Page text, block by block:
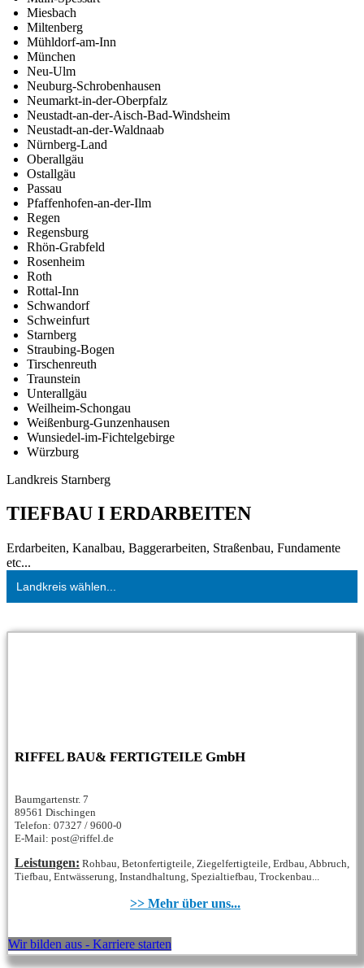
Miesbach
Miltenberg
Mühldorf-am-Inn
München
Neu-Ulm
Neuburg-Schrobenhausen
Neumarkt-in-der-Oberpfalz
Neustadt-an-der-Aisch-Bad-Windsheim
Neustadt-an-der-Waldnaab
Nürnberg-Land
Oberallgäu
Ostallgäu
Passau
Pfaffenhofen-an-der-Ilm
Regen
Regensburg
Rhön-Grabfeld
Rosenheim
Roth
Rottal-Inn
Schwandorf
Schweinfurt
Starnberg
Straubing-Bogen
Tirschenreuth
Traunstein
Unterallgäu
Weilheim-Schongau
Weißenburg-Gunzenhausen
Wunsiedel-im-Fichtelgebirge
Würzburg
Landkreis Starnberg
TIEFBAU I ERDARBEITEN
Erdarbeiten, Kanalbau, Baggerarbeiten, Straßenbau, Fundamente
etc...
Landkreis wählen...
RIFFEL BAU& FERTIGTEILE GmbH
Baumgartenstr. 7
89561 Dischingen
Telefon: 07327 / 9600-0
E-Mail: post@riffel.de
Leistungen: Rohbau, Betonfertigteile, Ziegelfertigteile, Erdbau, Abbruch,
Tiefbau, Entwässerung, Instandhaltung, Spezialtiefbau, Trockenbau...
>> Mehr über uns...
Wir bilden aus - Karriere starten